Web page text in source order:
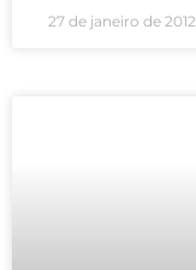
27 de janeiro de 2012